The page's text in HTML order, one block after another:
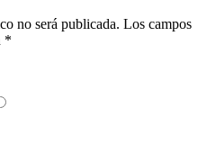
no será publicada. Los campos
*